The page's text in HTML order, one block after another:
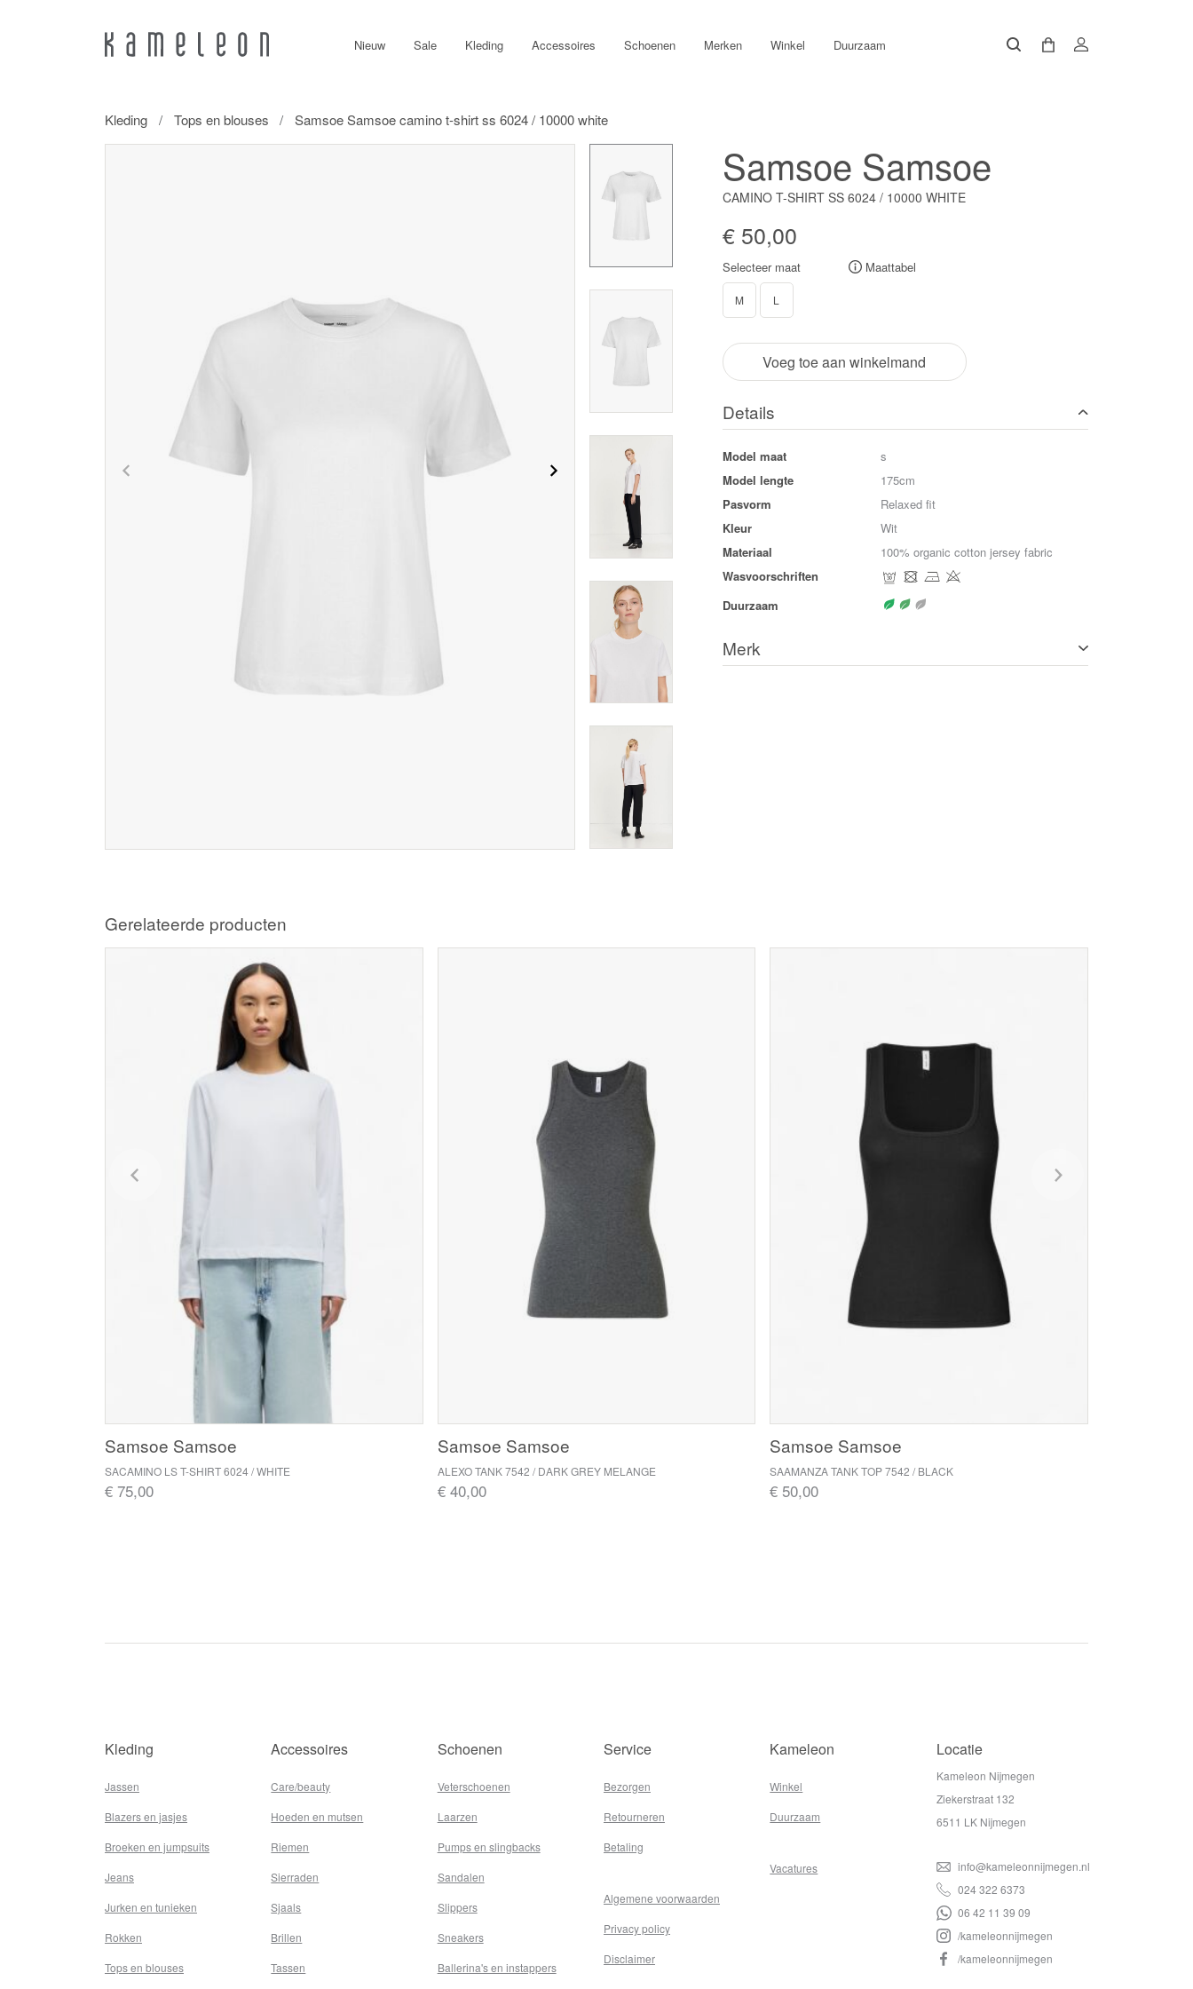
Nieuw Sale Kleding Accessoires Schoenen Merken Winkel Duurzaam
Kleding Tops en blouses Samsoe Samsoe camino t-shirt ss 6024 / 10000 white
Samsoe Samsoe
CAMINO T-SHIRT SS 6024 / 10000 WHITE
€ 50,00
Selecteer maat Maattabel
M L
Voeg toe aan winkelmand
Details
Model maat
s
Model lengte
175cm
Pasvorm
Relaxed fit
Kleur
Wit
Materiaal
100% organic cotton jersey fabric
Wasvoorschriften
Duurzaam
Merk
Gerelateerde producten
Samsoe Samsoe
SACAMINO LS T-SHIRT 6024 / WHITE
€ 75,00
Samsoe Samsoe
ALEXO TANK 7542 / DARK GREY MELANGE
€ 40,00
Samsoe Samsoe
SAAMANZA TANK TOP 7542 / BLACK
€ 50,00
Kleding
Jassen
Blazers en jasjes
Broeken en jumpsuits
Jeans
Jurken en tunieken
Rokken
Tops en blouses
Accessoires
Care/beauty
Hoeden en mutsen
Riemen
Sierraden
Sjaals
Brillen
Tassen
Schoenen
Veterschoenen
Laarzen
Pumps en slingbacks
Sandalen
Slippers
Sneakers
Ballerina's en instappers
Service
Bezorgen
Retourneren
Betaling
Algemene voorwaarden
Privacy policy
Disclaimer
Kameleon
Winkel
Duurzaam
Vacatures
Locatie
Kameleon Nijmegen
Ziekerstraat 132
6511 LK Nijmegen
info@kameleonnijmegen.nl
024 322 6373
06 42 11 39 09
/kameleonnijmegen
/kameleonnijmegen